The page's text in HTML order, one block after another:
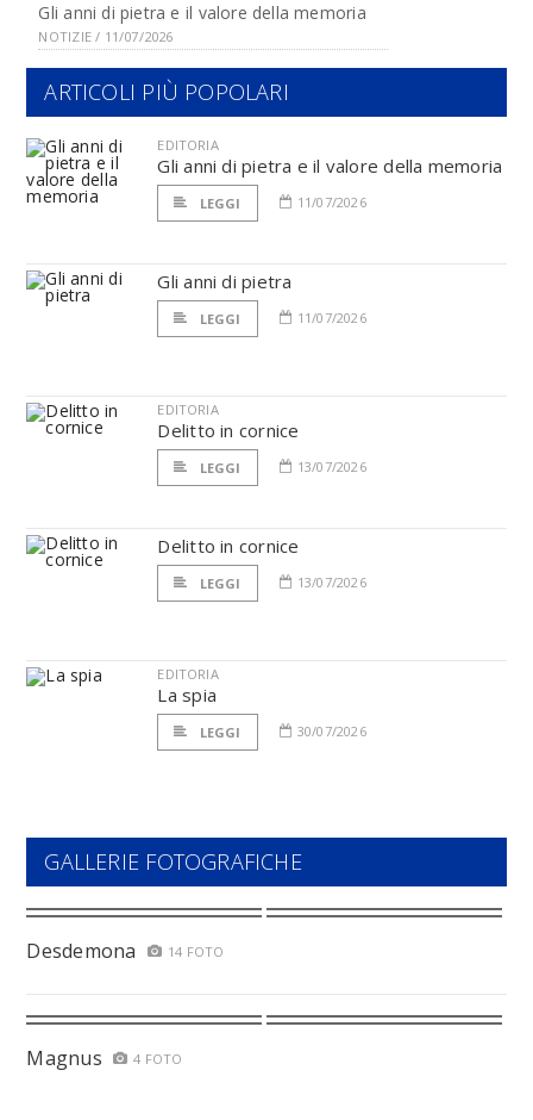
Gli anni di pietra e il valore della memoria
NOTIZIE / 11/07/2026
ARTICOLI PIÙ POPOLARI
EDITORIA
Gli anni di pietra e il valore della memoria
LEGGI 11/07/2026
Gli anni di pietra
LEGGI 11/07/2026
EDITORIA
Delitto in cornice
LEGGI 13/07/2026
Delitto in cornice
LEGGI 13/07/2026
EDITORIA
La spia
LEGGI 30/07/2026
GALLERIE FOTOGRAFICHE
Desdemona 14 FOTO
Magnus 4 FOTO